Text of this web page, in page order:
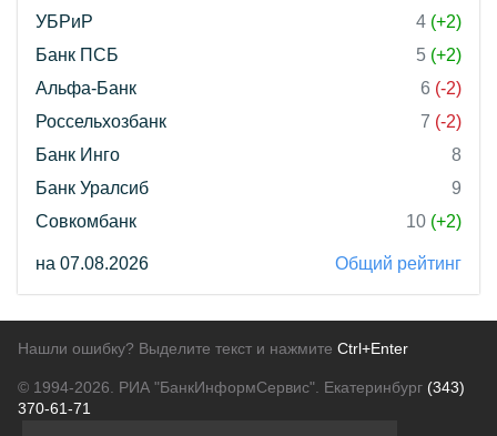
УБРиР
4 (+2)
Банк ПСБ
5 (+2)
Альфа-Банк
6 (-2)
Россельхозбанк
7 (-2)
Банк Инго
8
Банк Уралсиб
9
Совкомбанк
10 (+2)
на 07.08.2026 Общий рейтинг
Нашли ошибку? Выделите текст и нажмите Ctrl+Enter
© 1994-2026. РИА "БанкИнформСервис". Екатеринбург (343)
370-61-71